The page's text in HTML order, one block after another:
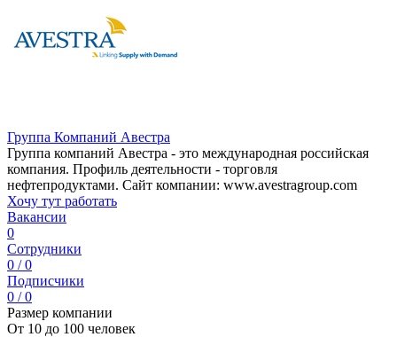
Группа Компаний Авестра
Группа компаний Авестра - это международная российская
компания. Профиль деятельности - торговля
нефтепродуктами. Сайт компании: www.avestragroup.com
Хочу тут работать
Вакансии
0
Сотрудники
0 / 0
Подписчики
0 / 0
Размер компании
От 10 до 100 человек